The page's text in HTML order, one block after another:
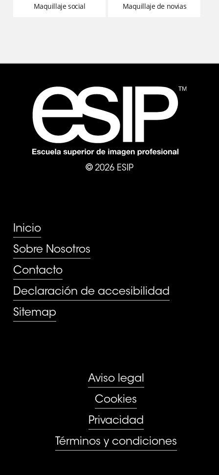
maquillaje social maquillaje de novias
© 2026ESIP
Inicio
Sobre Nosotros
Contacto
Declaración de accesibilidad
Sitemap
Aviso legal
Cookies
Privacidad
Términos y condiciones